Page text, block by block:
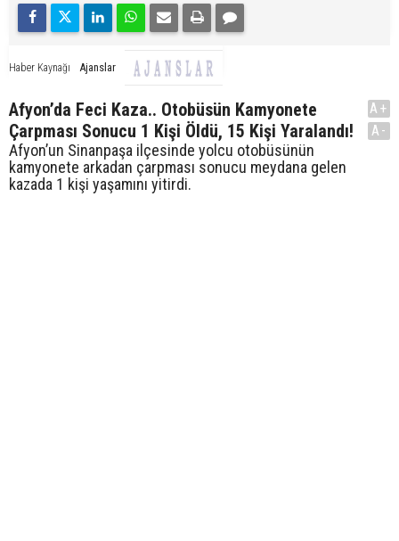
Haber Kaynağı Ajanslar
Afyon’da Feci Kaza.. Otobüsün Kamyonete
Çarpması Sonucu 1 Kişi Öldü, 15 Kişi Yaralandı!
Afyon’un Sinanpaşa ilçesinde yolcu otobüsünün
kamyonete arkadan çarpması sonucu meydana gelen
kazada 1 kişi yaşamını yitirdi.
A+
A-